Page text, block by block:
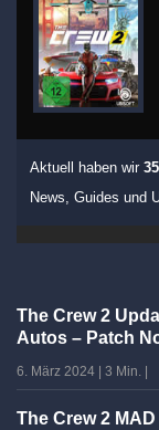
Aktuell haben wir
News, Guides und
The Crew 2
Autos – Patch
6. März 2024 3 Min.
The Crew 2